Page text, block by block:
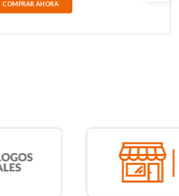
COMPRAR AHORA